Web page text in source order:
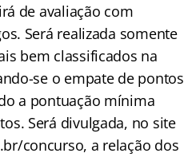
de avaliação com
Será realizada somente
bem classificados na
se o empate de pontos
a pontuação mínima
Será divulgada, no site
concurso, a relação dos